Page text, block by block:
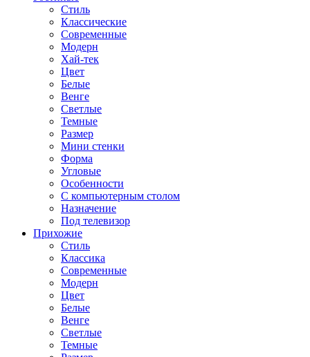
Стиль
Классические
Современные
Модерн
Хай-тек
Цвет
Белые
Венге
Светлые
Темные
Размер
Мини стенки
Форма
Угловые
Особенности
С компьютерным столом
Назначение
Под телевизор
Прихожие
Стиль
Классика
Современные
Модерн
Цвет
Белые
Венге
Светлые
Темные